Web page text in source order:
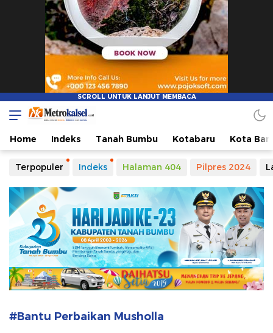
Metro Kalsel
Media Online Terkini, Faktual dan Mendidik
Home Indeks Tanah Bumbu Kotabaru Kota
Terpopuler Indeks Halaman 404 Pilpres 2024
#Bantu Perbaikan Musholla